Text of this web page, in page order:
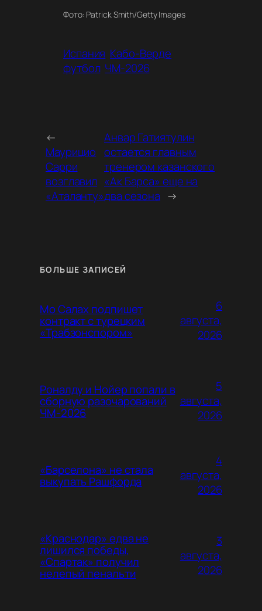
Фото: Patrick Smith/Getty Images
Испания Кабо-Верде
футбол ЧМ-2026
←
Маурицио
Сарри
возглавил
«Аталанту»
Анвар Гатиятулин
остается главным
тренером казанского
«Ак Барса» еще на
два сезона →
БОЛЬШЕ ЗАПИСЕЙ
Мо Салах подпишет
контракт с турецким
«Трабзонспором»
6
августа,
2026
Роналду и Нойер попали в
сборную разочарований
ЧМ-2026
5
августа,
2026
«Барселона» не стала
выкупать Рашфорда
4
августа,
2026
«Краснодар» едва не
лишился победы,
«Спартак» получил
нелепый пенальти
3
августа,
2026